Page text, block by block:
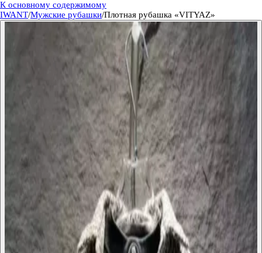
К основному содержимому
IWANT/Мужские рубашки/Плотная рубашка «VITYAZ»